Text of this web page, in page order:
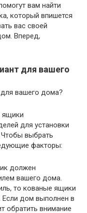
вам найти
который впишется
вас своей
Вперед,
для вашего
ящики
для установки
Чтобы выбрать
факторы:
должен
вашего дома.
то кованые ящики
дом выполнен в
обратить внимание